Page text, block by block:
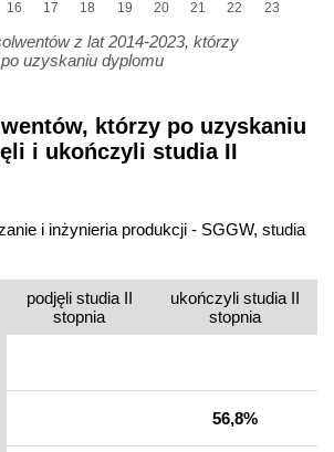
16
17
18
19
20
21
22
23
z lat 2014-2023, którzy
uzyskaniu dyplomu
którzy po uzyskaniu
i ukończyli studia II
i inżynieria produkcji - SGGW, studia
podjęli studia II
stopnia
ukończyli studia II
stopnia
56,8%